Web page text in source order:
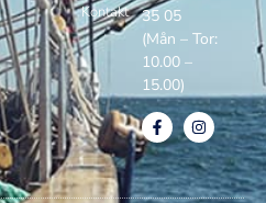
Kontakt
35 05
(Mån – Tor:
10.00 –
15.00)